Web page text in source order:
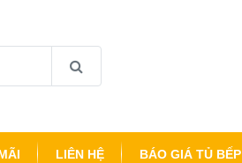
LIÊN HỆ BÁO GIÁ TỦ BẾP